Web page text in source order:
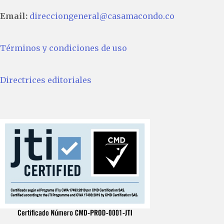
Email: direcciongeneral@casamacondo.co
Términos y condiciones de uso
Directrices editoriales